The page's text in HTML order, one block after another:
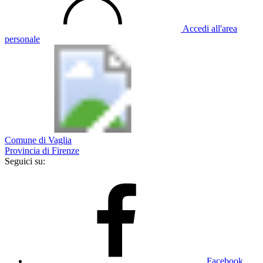
Accedi all'area
personale
Comune di Vaglia
Provincia di Firenze
Seguici su:
Facebook